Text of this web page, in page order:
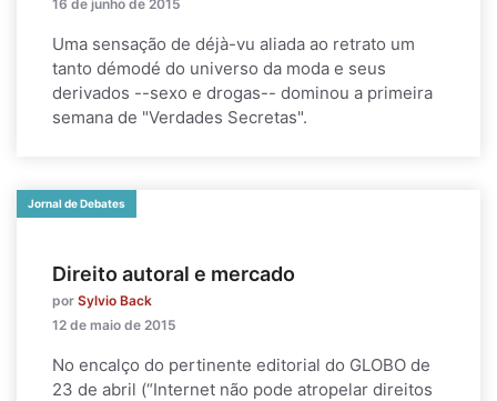
16 de junho de 2015
Uma sensação de déjà-vu aliada ao retrato um
tanto démodé do universo da moda e seus
derivados --sexo e drogas-- dominou a primeira
semana de "Verdades Secretas".
Jornal de Debates
Direito autoral e mercado
por Sylvio Back
12 de maio de 2015
No encalço do pertinente editorial do GLOBO de
23 de abril (“Internet não pode atropelar direitos